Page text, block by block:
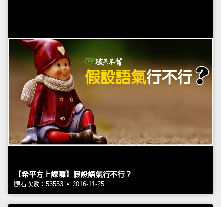
【希平方上課囉】假設語氣行不行？
觀看次數：53553 • 2016-11-25